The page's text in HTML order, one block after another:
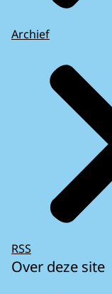
Archief
RSS
Over deze site